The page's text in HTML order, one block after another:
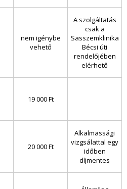
nem igénybe
vehető
A szolgáltatás
csak a
Sasszemklinika
Bécsi úti
rendelőjében
elérhető
19 000 Ft
20 000 Ft
Alkalmassági
vizgsálattal egy
időben
díjmentes